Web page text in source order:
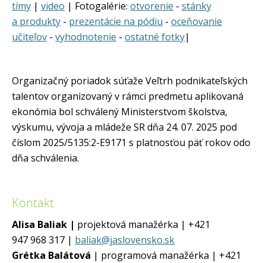
tímy | video | Fotogalérie: otvorenie - stánky
a produkty - prezentácie na pódiu - oceňovanie
učiteľov - vyhodnotenie - ostatné fotky|
Organizačný poriadok súťaže Veľtrh podnikateľských
talentov organizovaný v rámci predmetu aplikovaná
ekonómia bol schválený Ministerstvom školstva,
výskumu, vývoja a mládeže SR dňa 24. 07. 2025 pod
číslom 2025/5135:2-E9171 s platnosťou päť rokov odo
dňa schválenia.
Kontakt
Alisa Baliak | projektová manažérka | +421
947 968 317 | baliak@jaslovensko.sk
Grétka Balátová | programová manažérka | +421